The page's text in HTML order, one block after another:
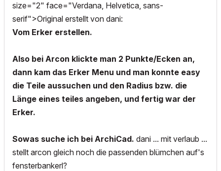
size="2" face="Verdana, Helvetica, sans-
serif">Original erstellt von dani:
Vom Erker erstellen.
Also bei Arcon klickte man 2 Punkte/Ecken an,
dann kam das Erker Menu und man konnte easy
die Teile aussuchen und den Radius bzw. die
Länge eines teiles angeben, und fertig war der
Erker.
Sowas suche ich bei ArchiCad. dani ... mit verlaub ...
stellt arcon gleich noch die passenden blümchen auf's
fensterbankerl?